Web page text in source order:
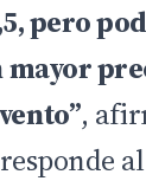
pero
mayor
,